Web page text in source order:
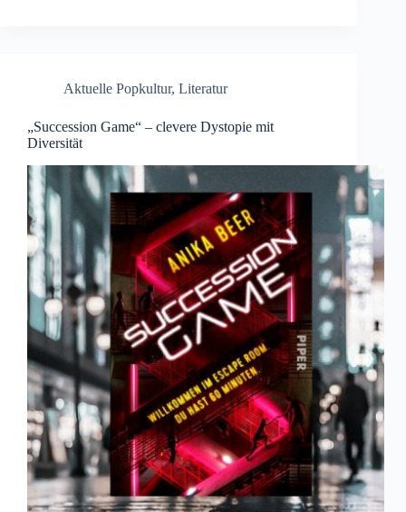
Aktuelle Popkultur, Literatur
„Succession Game“ – clevere Dystopie mit
Diversität